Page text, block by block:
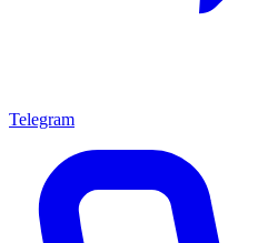
Telegram